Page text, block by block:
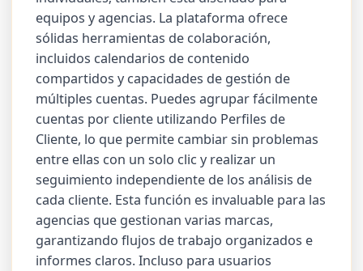
equipos y agencias. La plataforma ofrece
sólidas herramientas de colaboración,
incluidos calendarios de contenido
compartidos y capacidades de gestión de
múltiples cuentas. Puedes agrupar fácilmente
cuentas por cliente utilizando Perfiles de
Cliente, lo que permite cambiar sin problemas
entre ellas con un solo clic y realizar un
seguimiento independiente de los análisis de
cada cliente. Esta función es invaluable para las
agencias que gestionan varias marcas,
garantizando flujos de trabajo organizados e
informes claros. Incluso para usuarios